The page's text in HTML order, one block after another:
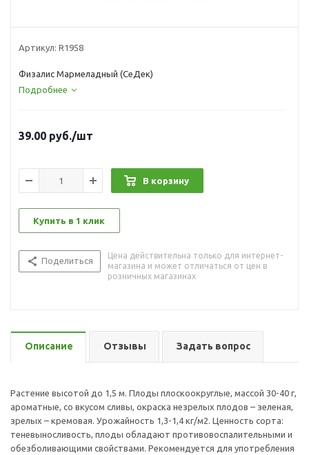
Артикул: R1958
Физалис Мармеладный (СеДек)
Подробнее
39.00 руб./шт
В корзину
Купить в 1 клик
Поделиться
Цена действительна только для интернет-
магазина и может отличаться от цен в
розничных магазинах
Описание Отзывы Задать вопрос
Растение высотой до 1,5 м. Плоды плоскоокруглые, массой 30-40 г,
ароматные, со вкусом сливы, окраска незрелых плодов – зеленая,
зрелых – кремовая. Урожайность 1,3-1,4 кг/м2. Ценность сорта:
теневыносливость, плоды обладают противовоспалительными и
обезболивающими свойствами. Рекомендуется для употребления